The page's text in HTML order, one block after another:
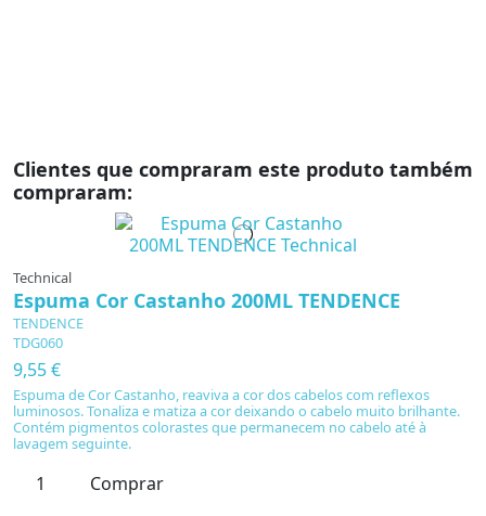
Clientes que compraram este produto também
compraram:
Technical
Espuma Cor Castanho 200ML TENDENCE
TENDENCE
TDG060
9,55 €
Espuma de Cor Castanho, reaviva a cor dos cabelos com reflexos
luminosos. Tonaliza e matiza a cor deixando o cabelo muito brilhante.
Contém pigmentos colorastes que permanecem no cabelo até à
lavagem seguinte.
Comprar